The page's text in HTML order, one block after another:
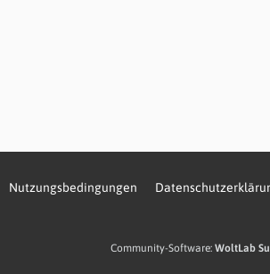
Nutzungsbedingungen
Community-Software: WoltLab